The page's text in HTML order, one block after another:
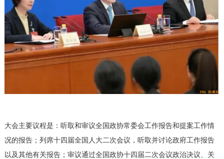
大会主要议程是：听取和审议全国政协常委会工作报告和提案工作情
况的报告；列席十四届全国人大二次会议，听取并讨论政府工作报告
以及其他有关报告；审议通过全国政协十四届二次会议政治决议、关